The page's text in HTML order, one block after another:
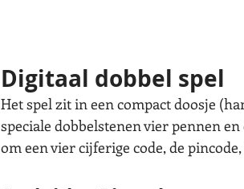
Digitaal dobbel spel
Het spel zit in een compact doosje
speciale dobbelstenen vier pennen
om een vier cijferige code, de